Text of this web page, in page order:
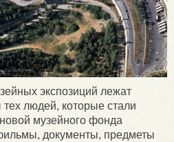
экспозиций лежат
людей, которые стали
музейного фонда
документы, предметы